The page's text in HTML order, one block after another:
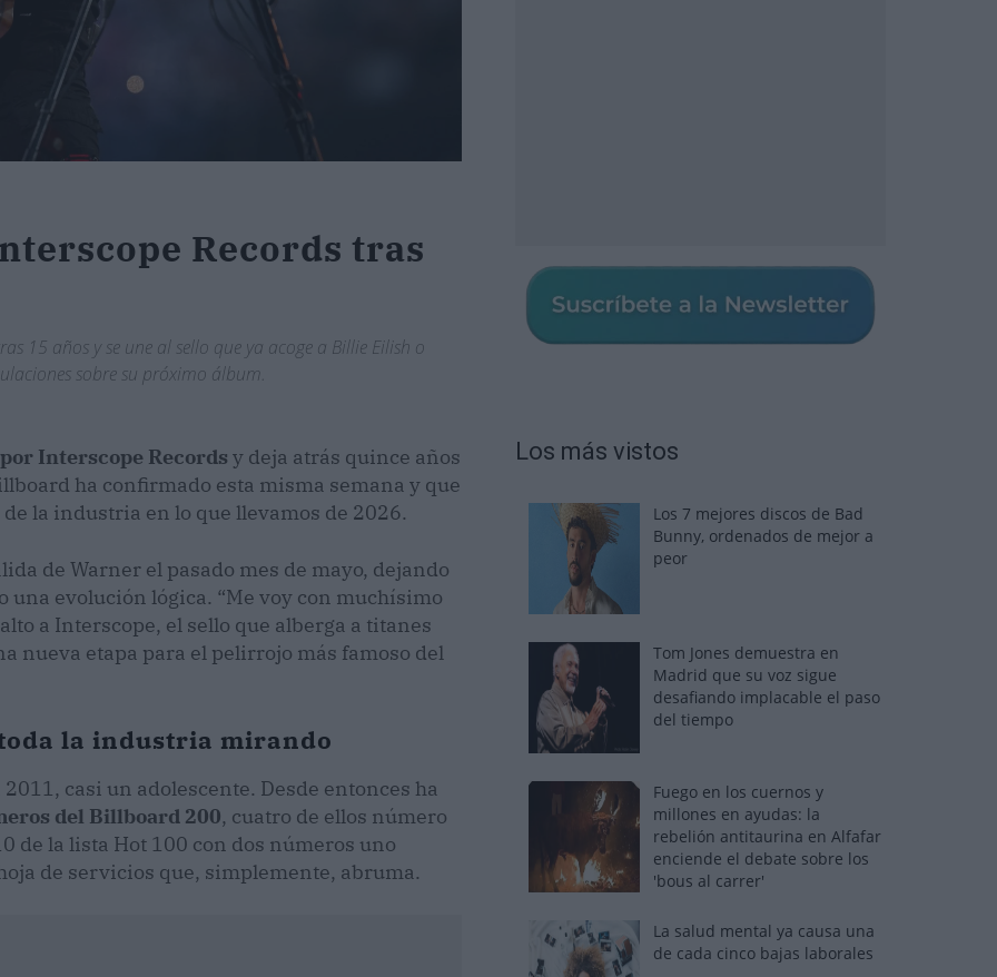
Records tras
15 años y se une al sello que ya acoge a Billie Eilish o
sobre su próximo álbum.
Interscope Records y deja atrás quince años
ha confirmado esta misma semana y que
la industria en lo que llevamos de 2026.
de Warner el pasado mes de mayo, dejando
evolución lógica. “Me voy con muchísimo
a Interscope, el sello que alberga a titanes
nueva etapa para el pelirrojo más famoso del
la industria mirando
casi un adolescente. Desde entonces ha
del Billboard 200, cuatro de ellos número
de la lista Hot 100 con dos números uno
de servicios que, simplemente, abruma.
Los más vistos
Los 7 mejores discos de Bad
Bunny, ordenados de mejor a
peor
Tom Jones demuestra en
Madrid que su voz sigue
desafiando implacable el paso
del tiempo
Fuego en los cuernos y
millones en ayudas: la
rebelión antitaurina en Alfafar
enciende el debate sobre los
'bous al carrer'
La salud mental ya causa una
de cada cinco bajas laborales